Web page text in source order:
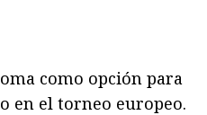
como opción para
en el torneo europeo.